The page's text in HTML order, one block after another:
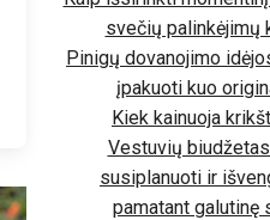
svečių palinkėjimų
Pinigų dovanojimo
įpakuoti kuo
Kiek kainuoja
Vestuvių
susiplanuoti ir
pamatant galutinę